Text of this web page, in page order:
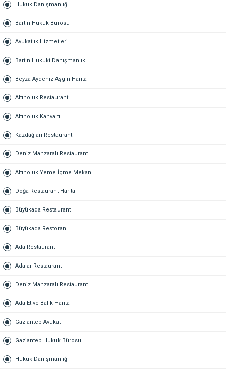
Hukuk Danışmanlığı
Bartın Hukuk Bürosu
Avukatlık Hizmetleri
Bartın Hukuki Danışmanlık
Beyza Aydeniz Aşgın Harita
Altınoluk Restaurant
Altınoluk Kahvaltı
Kazdağları Restaurant
Deniz Manzaralı Restaurant
Altınoluk Yeme İçme Mekanı
Doğa Restaurant Harita
Büyükada Restaurant
Büyükada Restoran
Ada Restaurant
Adalar Restaurant
Deniz Manzaralı Restaurant
Ada Et ve Balık Harita
Gaziantep Avukat
Gaziantep Hukuk Bürosu
Hukuk Danışmanlığı